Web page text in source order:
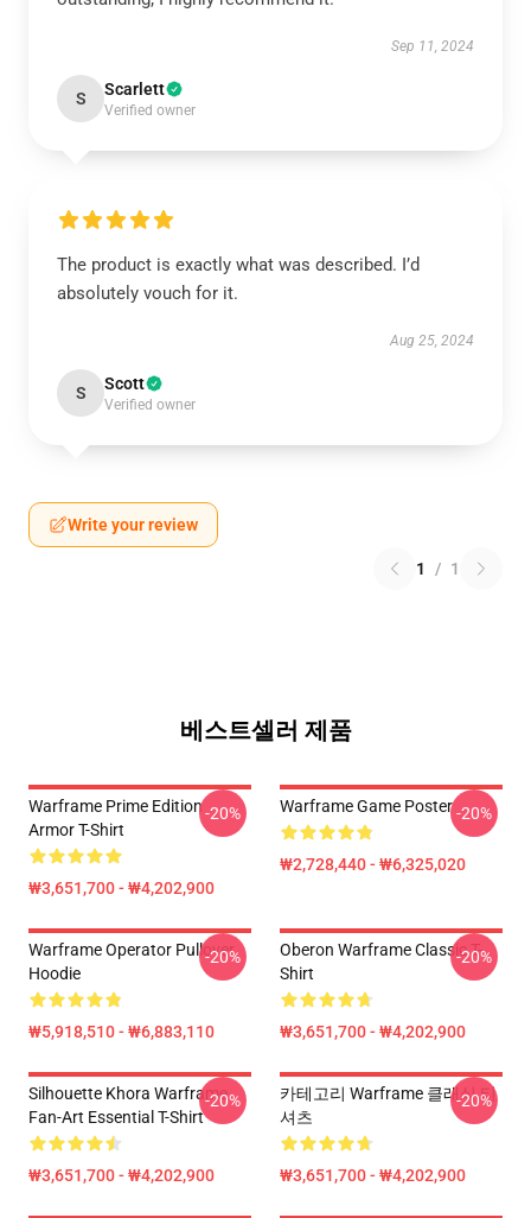
Sep 11, 2024
S Scarlett
Verified owner
The product is exactly what was described. I’d
absolutely vouch for it.
Aug 25, 2024
S Scott
Verified owner
Write your review
1 / 1
베스트셀러 제품
Warframe Prime Edition
Armor T-Shirt
₩3,651,700 - ₩4,202,900
-20% Warframe Game Poster
₩2,728,440 - ₩6,325,020
-20%
Warframe Operator Pullover
Hoodie
₩5,918,510 - ₩6,883,110
-20%
Oberon Warframe Classic T-
Shirt
₩3,651,700 - ₩4,202,900
-20%
Silhouette Khora Warframe
Fan-Art Essential T-Shirt
₩3,651,700 - ₩4,202,900
-20%
카테고리 Warframe 클래식 티
셔츠
₩3,651,700 - ₩4,202,900
-20%